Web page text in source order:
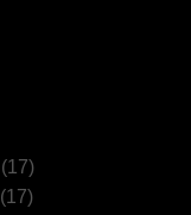
(17)
(17)